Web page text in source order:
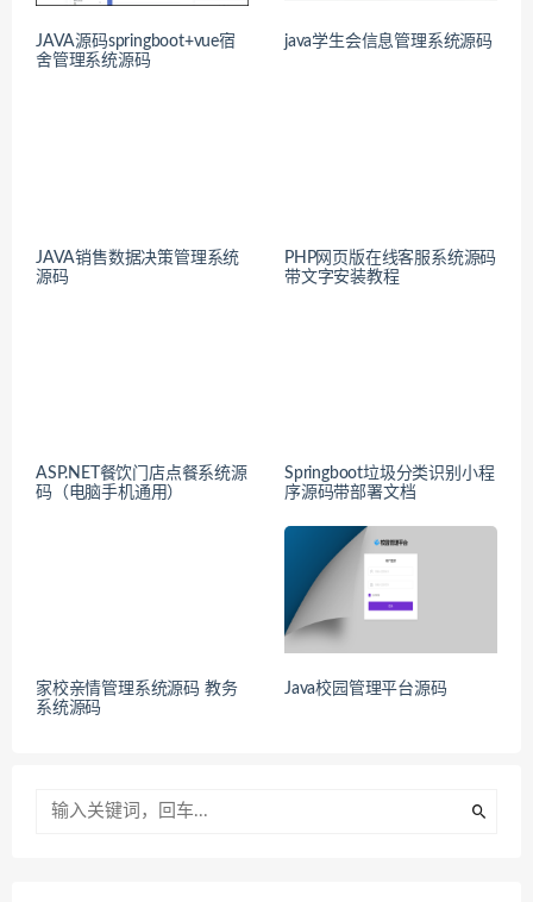
JAVA源码springboot+vue宿
舍管理系统源码
java学生会信息管理系统源码
JAVA销售数据决策管理系统
源码
PHP网页版在线客服系统源码
带文字安装教程
ASP.NET餐饮门店点餐系统源
码（电脑手机通用）
Springboot垃圾分类识别小程
序源码带部署文档
家校亲情管理系统源码 教务
系统源码
Java校园管理平台源码